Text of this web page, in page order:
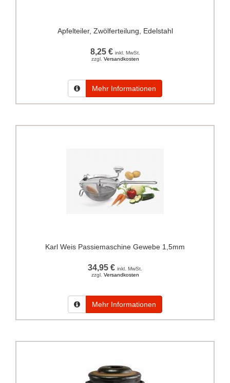
Apfelteiler, Zwölferteilung, Edelstahl
8,25 € inkl. MwSt.
zzgl. Versandkosten
Mehr Informationen
Karl Weis Passiemaschine Gewebe 1,5mm
34,95 € inkl. MwSt.
zzgl. Versandkosten
Mehr Informationen